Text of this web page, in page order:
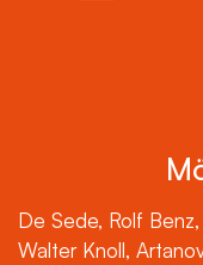
De Sede, Rolf
Walter Knoll,